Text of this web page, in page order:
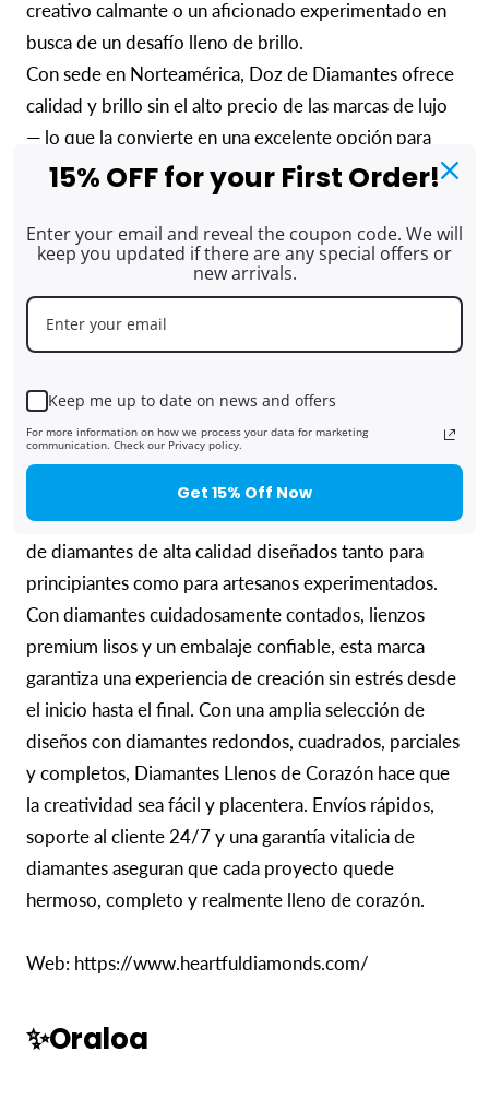
creativo calmante o un aficionado experimentado en
busca de un desafío lleno de brillo.
Con sede en Norteamérica, Doz de Diamantes ofrece
calidad y brillo sin el alto precio de las marcas de lujo
— lo que la convierte en una excelente opción para
regalar, pasar tardes creativas en familia o
simplemente disfrutar de tu amor por el arte relajante
y antiestrés.
Web: https://www.diamonddotz.com/
✨Diamantes Llenos de
Corazón
Diamantes Llenos de Corazón ofrece kits de pintura
de diamantes de alta calidad diseñados tanto para
principiantes como para artesanos experimentados.
Con diamantes cuidadosamente contados, lienzos
premium lisos y un embalaje confiable, esta marca
garantiza una experiencia de creación sin estrés desde
el inicio hasta el final. Con una amplia selección de
diseños con diamantes redondos, cuadrados, parciales
y completos, Diamantes Llenos de Corazón hace que
la creatividad sea fácil y placentera. Envíos rápidos,
soporte al cliente 24/7 y una garantía vitalicia de
diamantes aseguran que cada proyecto quede
hermoso, completo y realmente lleno de corazón.
Web: https://www.heartfuldiamonds.com/
✨Oraloa
15% OFF for your First Order!
Enter your email and reveal the coupon code. We will
keep you updated if there are any special offers or
new arrivals.
Keep me up to date on news and offers
For more information on how we process your data for marketing
communication. Check our Privacy policy.
Get 15% Off Now